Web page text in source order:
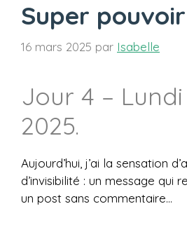
Super
16 mars 2025 par Isabelle
Jour 4 –
2025.
Aujourd’hui, j’ai la sensation
d’invisibilité : un message qui
un post sans commentaire…